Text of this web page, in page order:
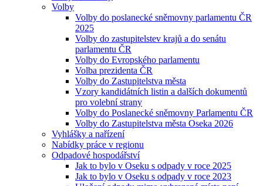
Volby
Volby do poslanecké sněmovny parlamentu ČR
2025
Volby do zastupitelstev krajů a do senátu
parlamentu ČR
Volby do Evropského parlamentu
Volba prezidenta ČR
Volby do Zastupitelstva města
Vzory kandidátních listin a dalších dokumentů
pro volební strany
Volby do Poslanecké sněmovny Parlamentu ČR
Volby do Zastupitelstva města Oseka 2026
Vyhlášky a nařízení
Nabídky práce v regionu
Odpadové hospodářství
Jak to bylo v Oseku s odpady v roce 2025
Jak to bylo v Oseku s odpady v roce 2023